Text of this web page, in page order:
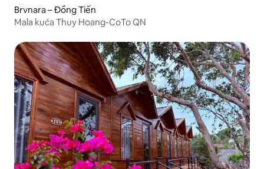
Brvnara – Đồng Tiến
Mala kuća Thuy Hoang-CoTo QN